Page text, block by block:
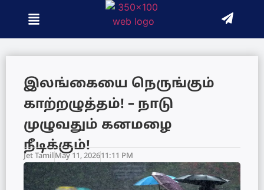
இலங்கையை நெருங்கும்
காற்றழுத்தம்! – நாடு
முழுவதும் கனமழை
நீடிக்கும்!
Jet TamilMay 11, 202611:11 PM